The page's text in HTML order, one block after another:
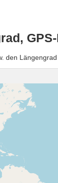
den Längengrad